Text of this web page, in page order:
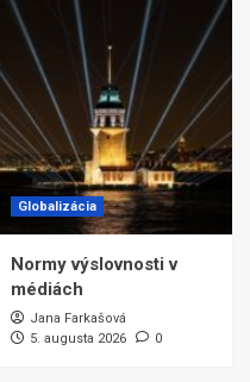
Globalizácia
Normy výslovnosti v
médiách
Jana Farkašová
5. augusta 2026
0